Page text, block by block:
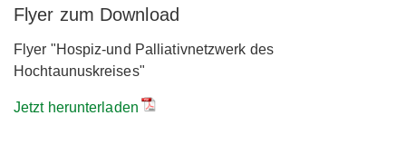
Flyer zum Download
Flyer "Hospiz-und Palliativnetzwerk des
Hochtaunuskreises"
Jetzt herunterladen